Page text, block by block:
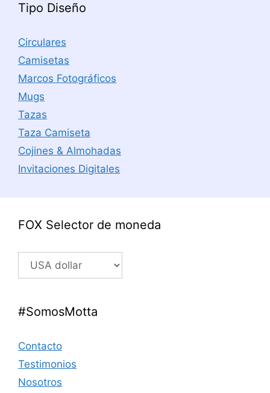
Tipo Diseño
Circulares
Camisetas
Marcos Fotográficos
Mugs
Tazas
Taza Camiseta
Cojines & Almohadas
Invitaciones Digitales
FOX Selector de moneda
#SomosMotta
Contacto
Testimonios
Nosotros